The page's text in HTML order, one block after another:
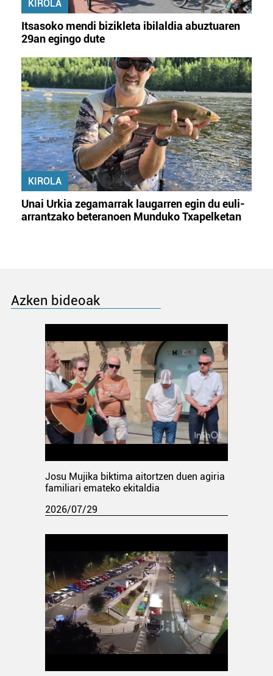
KIROLA
Itsasoko mendi bizikleta ibilaldia abuztuaren
29an egingo dute
KIROLA
Unai Urkia zegamarrak laugarren egin du euli-
arrantzako beteranoen Munduko Txapelketan
Azken bideoak
Josu Mujika biktima aitortzen duen agiria
familiari emateko ekitaldia
2026/07/29